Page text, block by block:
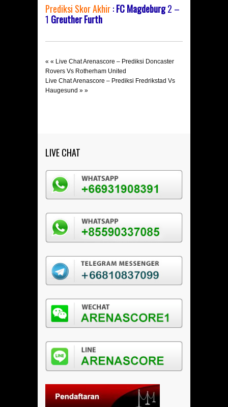
Prediksi Skor Akhir:FC Magdeburg2 –
1 Greuther Furth
« « Live Chat Arenascore – Prediksi Doncaster
Rovers Vs Rotherham United
Live Chat Arenascore – Prediksi Fredrikstad Vs
Haugesund » »
LIVE CHAT